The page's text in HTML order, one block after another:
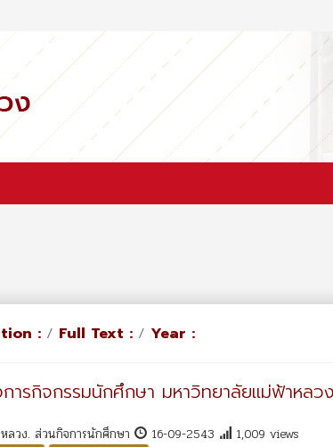
: / Full Text : / Year :
การกิจกรรมนักศึกษา มหาวิทยาลัยแม่ฟ้าหลวง
ลวง. ส่วนกิจการนักศึกษา 16-09-2543
1,009 views